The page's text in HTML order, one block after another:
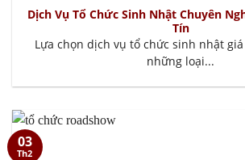
Dịch Vụ Tổ Chức Sinh Nhật Chuyên
Tín
Lựa chọn dịch vụ tổ chức sinh nhật
những loại...
03
Th2